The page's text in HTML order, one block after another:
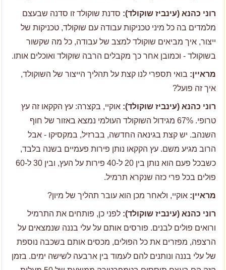
רוני כהנא (עינביז שוקולד): סדנת שוקולד זו סדנה שבעצם
מלמדים בה כל מיני טכניקות עבודה עם שוקולד, טכניקות של
ייצור, איך מביאים שוקולד למצב של עבודה, כל מה שקשור
בשוקולד - וכמובן אחר כך מקבלים הרבה שוקולד ואוכלים אותו.
מראיין: בואי תספרי לנו קצת על תהליך הייצור של השוקולד,
איך זה פועל?
רוני כהנא (עינביז שוקולד): אוקיי, בקצרה: עץ הקקאו זה עץ
טרופי. 67% מגידול השוקולד העולמי נמצא באזור של חוף
השנהב. יש קצת בגינאה החדשה, בברזיל, במקסיקו - אבל
הרוב מגיע משם. עץ הקקאו נותן פירות פעמיים בשנה בלבד,
כשבכל פעם הוא נותן בין 20 ל-40 פירות על העץ, ובין 30 ל-60
פולים בכל פרי כזה שנקרא תרמיל.
מראיין: אוקיי, ולאחר מכן הוא עובר תהליך של מיון?
רוני כהנא (עינביז שוקולד): לפני כן, פותחים את התרמיל
ורואים פולים לבנים. פורסים אותם על עלי בננה שנמצאים על
הרצפה, מפזרים את כל הפולים, מכסים אותם בשכבה נוספת
של עלי בננה ונותנים להם לעמוד בין ארבעה לשישה ימים. בזמן